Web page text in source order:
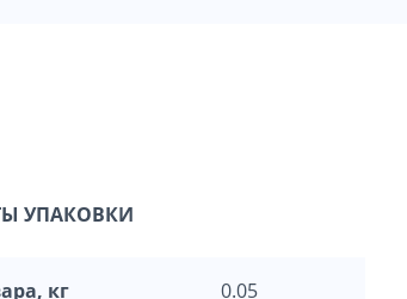
УПАКОВКИ
кг 0.05